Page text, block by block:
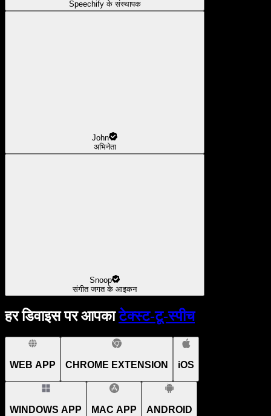
Speechify के संस्थापक
John
अभिनेता
Snoop
संगीत जगत के आइकन
हर डिवाइस पर आपकाटेक्स्ट-टू-स्पीच
WEB APP CHROME EXTENSION iOS
WINDOWS APP MAC APP ANDROID